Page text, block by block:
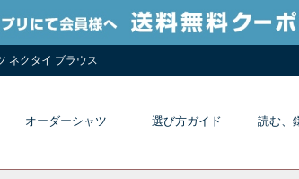
ネクタイ ブラウス
オーダーシャツ 選び方ガイド 読む、